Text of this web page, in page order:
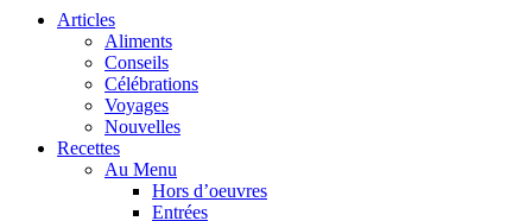
Articles
Aliments
Conseils
Célébrations
Voyages
Nouvelles
Recettes
Au Menu
Hors d’oeuvres
Entrées